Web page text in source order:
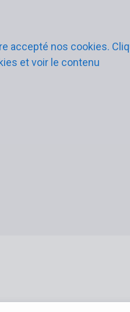
accepté nos cookies.
et voir le contenu